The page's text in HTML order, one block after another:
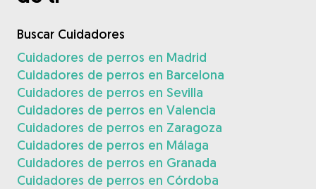
Buscar Cuidadores
Cuidadores de perros en Madrid
Cuidadores de perros en Barcelona
Cuidadores de perros en Sevilla
Cuidadores de perros en Valencia
Cuidadores de perros en Zaragoza
Cuidadores de perros en Málaga
Cuidadores de perros en Granada
Cuidadores de perros en Córdoba